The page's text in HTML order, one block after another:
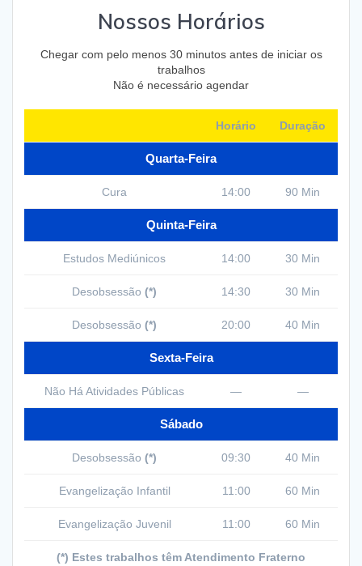
Nossos Horários
Chegar com pelo menos 30 minutos antes de iniciar os
trabalhos
Não é necessário agendar
Horário Duração
Quarta-Feira
Cura 14:00 90 Min
Quinta-Feira
Estudos Mediúnicos 14:00 30 Min
Desobsessão (*) 14:30 30 Min
Desobsessão (*) 20:00 40 Min
Sexta-Feira
Não Há Atividades Públicas — —
Sábado
Desobsessão (*) 09:30 40 Min
Evangelização Infantil 11:00 60 Min
Evangelização Juvenil 11:00 60 Min
(*) Estes trabalhos têm Atendimento Fraterno